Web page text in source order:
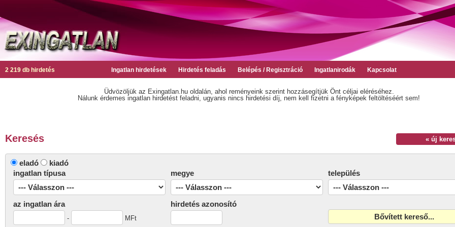
2 219 db hirdetés Ingatlan hirdetések Hirdetés feladás Belépés / Regisztráció Ingatlanirodák Kapcsolat
Üdvözöljük az Exingatlan.hu oldalán, ahol reményeink szerint hozzásegítjük Önt céljai eléréséhez.
Nálunk érdemes ingatlan hirdetést feladni, ugyanis nincs hirdetési díj, nem kell fizetni a fényképek feltöltéséért sem!
« új
Keresés
eladó
kiadó
ingatlan típusa
megye település
az ingatlan ára
- MFt
hirdetés azonosító